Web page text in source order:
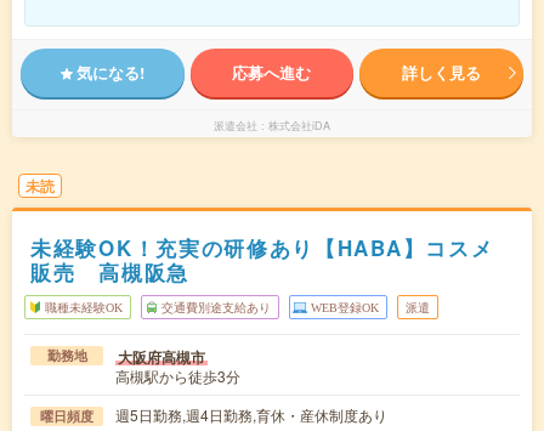
気になる! 応募へ進む 詳しく見る
派遣会社 株式会社iDA
未読
未経験OK！充実の研修あり【HABA】コスメ
販売 高槻阪急
職種未経験OK 交通費別途支給あり WEB登録OK 派遣
勤務地 大阪府高槻市
高槻駅から徒歩3分
曜日頻度 週5日勤務,週4日勤務,育休・産休制度あり